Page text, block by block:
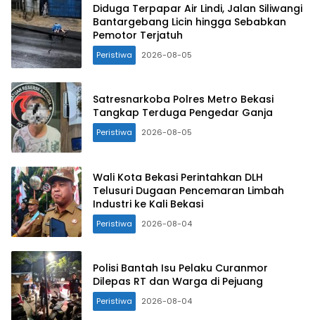
Diduga Terpapar Air Lindi, Jalan Siliwangi
Bantargebang Licin hingga Sebabkan
Pemotor Terjatuh
Peristiwa 2026-08-05
Satresnarkoba Polres Metro Bekasi
Tangkap Terduga Pengedar Ganja
Peristiwa 2026-08-05
Wali Kota Bekasi Perintahkan DLH
Telusuri Dugaan Pencemaran Limbah
Industri ke Kali Bekasi
Peristiwa 2026-08-04
Polisi Bantah Isu Pelaku Curanmor
Dilepas RT dan Warga di Pejuang
Peristiwa 2026-08-04